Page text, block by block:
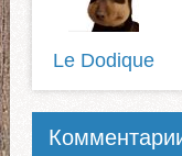
Le Dodique